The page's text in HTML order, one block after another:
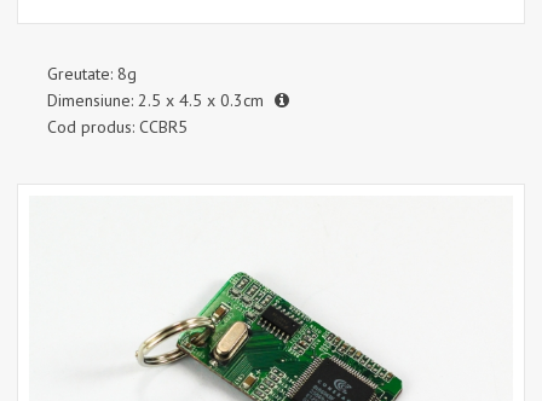
Greutate: 8g
Dimensiune: 2.5 x 4.5 x 0.3cm
Cod produs: CCBR5